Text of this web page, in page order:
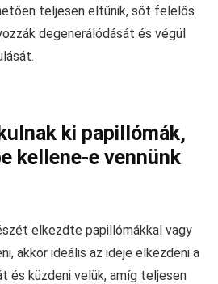
teljesen eltűnik, sőt felelős
degenerálódását és végül
ki papillómák,
kellene-e vennünk
elkezdte papillómákkal vagy
akkor ideális az ideje elkezdeni a
és küzdeni velük, amíg teljesen